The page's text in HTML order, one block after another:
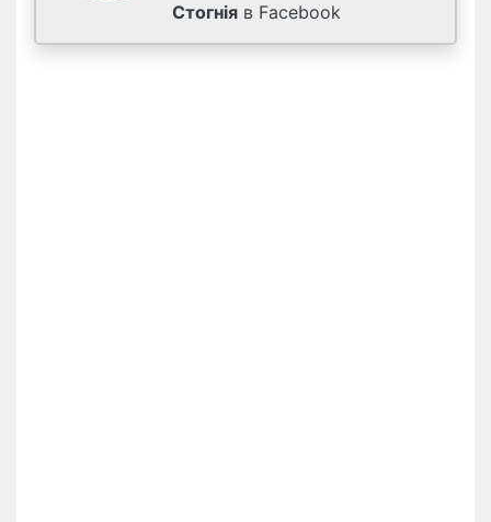
Стогнія в Facebook